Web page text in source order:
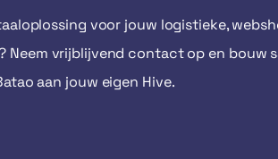
voor jouw logistieke,
Neem vrijblijvend contact op en bouw
aan jouw eigen Hive.